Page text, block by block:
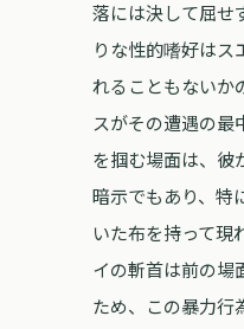
落には決して屈せ
りな性的嗜好はス
れることもないか
スがその遭遇の最
を掴む場面は、彼
暗示でもあり、特
いた布を持って現
イの斬首は前の場
ため、この暴力行